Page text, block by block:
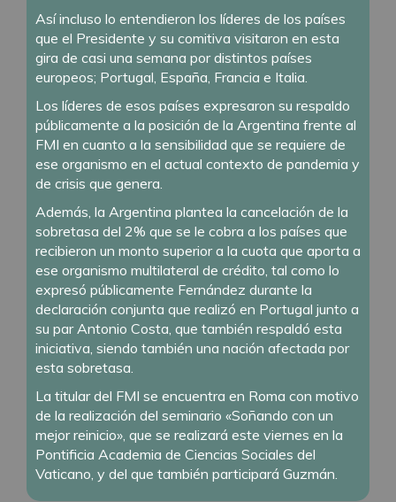
Así incluso lo entendieron los líderes de los países
que el Presidente y su comitiva visitaron en esta
gira de casi una semana por distintos países
europeos; Portugal, España, Francia e Italia.
Los líderes de esos países expresaron su respaldo
públicamente a la posición de la Argentina frente al
FMI en cuanto a la sensibilidad que se requiere de
ese organismo en el actual contexto de pandemia y
de crisis que genera.
Además, la Argentina plantea la cancelación de la
sobretasa del 2% que se le cobra a los países que
recibieron un monto superior a la cuota que aporta a
ese organismo multilateral de crédito, tal como lo
expresó públicamente Fernández durante la
declaración conjunta que realizó en Portugal junto a
su par Antonio Costa, que también respaldó esta
iniciativa, siendo también una nación afectada por
esta sobretasa.
La titular del FMI se encuentra en Roma con motivo
de la realización del seminario «Soñando con un
mejor reinicio», que se realizará este viernes en la
Pontificia Academia de Ciencias Sociales del
Vaticano, y del que también participará Guzmán.